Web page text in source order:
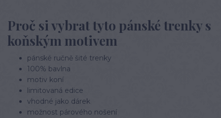
Proč si vybrat tyto pánské trenky s
koňským motivem
pánské ručně šité trenky
100% bavlna
motiv koní
limitovaná edice
vhodné jako dárek
možnost párového nošení